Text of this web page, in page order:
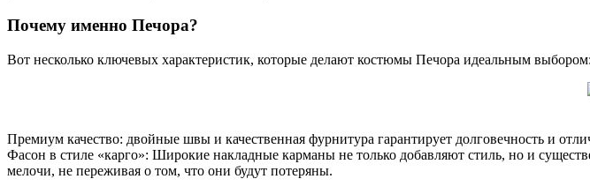
Почему именно Печора?
Вот несколько ключевых характеристик, которые делают костюмы Печора идеальным выбором:
Премиум качество: двойные швы и качественная фурнитура гарантирует долговечность и
Фасон в стиле «карго»: Широкие накладные карманы не только добавляют стиль, но и
мелочи, не переживая о том, что они будут потеряны.